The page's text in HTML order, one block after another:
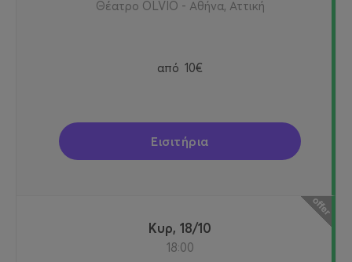
Θέατρο OLVIO - Αθήνα, Αττική
από 10€
Εισιτήρια
Κυρ, 18/10
18:00